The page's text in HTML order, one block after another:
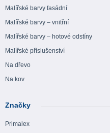
Malířské barvy fasádní
Malířské barvy – vnitřní
Malířské barvy – hotové odstíny
Malířské příslušenství
Na dřevo
Na kov
Značky
Primalex